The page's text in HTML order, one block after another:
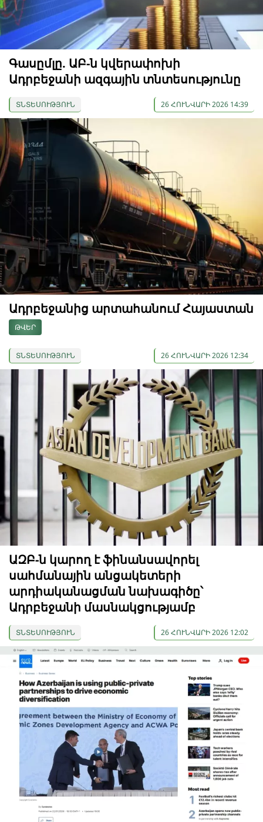
Գասըմլը. ԱԲ-ն կվերափոխի
Ադրբեջանի ազգային տնտեսությունը
ՏՆՏԵՍՈՒԹՅՈՒՆ 26 ՀՈՒՆՎԱՐԻ 2026 14:39
Ադրբեջանից արտահանում Հայաստան
ԹՎԵՐ
ՏՆՏԵՍՈՒԹՅՈՒՆ 26 ՀՈՒՆՎԱՐԻ 2026 12:34
ԱԶԲ-ն կարող է ֆինանսավորել
սահմանային անցակետերի
արդիականացման նախագիծը՝
Ադրբեջանի մասնակցությամբ
ՏՆՏԵՍՈՒԹՅՈՒՆ 26 ՀՈՒՆՎԱՐԻ 2026 12:02